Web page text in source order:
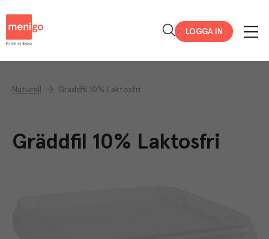
LOGGA IN
Naturell Gräddfil 10% Laktosfri
Gräddfil 10% Laktosfri